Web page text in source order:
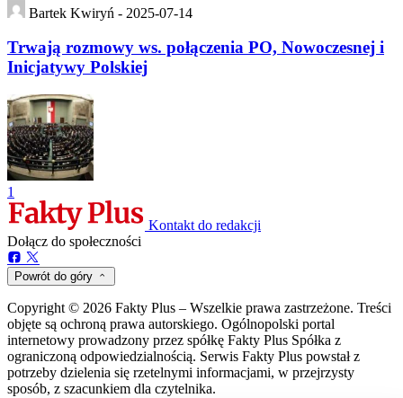
Bartek Kwiryń - 2025-07-14
Trwają rozmowy ws. połączenia PO, Nowoczesnej i
Inicjatywy Polskiej
1
Kontakt do redakcji
Dołącz do społeczności
Powrót do góry
Copyright © 2026 Fakty Plus – Wszelkie prawa zastrzeżone. Treści
objęte są ochroną prawa autorskiego. Ogólnopolski portal
internetowy prowadzony przez spółkę Fakty Plus Spółka z
ograniczoną odpowiedzialnością. Serwis Fakty Plus powstał z
potrzeby dzielenia się rzetelnymi informacjami, w przejrzysty
sposób, z szacunkiem dla czytelnika.